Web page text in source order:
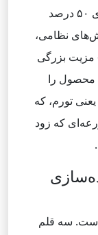
تورمی ۱۴۰۵، با نرخ تورم سالانه‌ای که بالای ۵۰ درصد
نظامی،
مزیت بزرگی
محصول را
تورم، که
که زود
سه قلم